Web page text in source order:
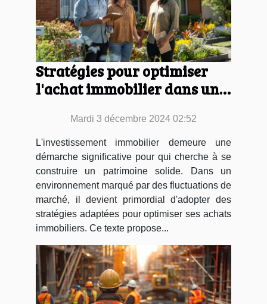
Stratégies pour optimiser
l'achat immobilier dans un
Mardi 3 décembre 2024 02:52
L'investissement immobilier demeure une
démarche significative pour qui cherche à se
construire un patrimoine solide. Dans un
environnement marqué par des fluctuations de
marché, il devient primordial d'adopter des
stratégies adaptées pour optimiser ses achats
immobiliers. Ce texte propose...